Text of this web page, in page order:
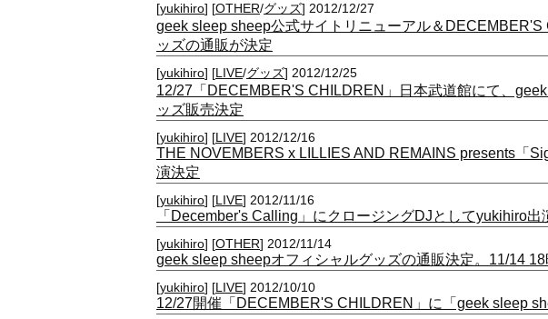
[yukihiro] [OTHER/グッズ] 2012/12/27
geek sleep sheep公式サイトリニューアル＆
ッズの通販が決定
[yukihiro] [LIVE/グッズ] 2012/12/25
12/27「DECEMBER'S CHILDREN」日本武道館にて、
ッズ販売決定
[yukihiro] [LIVE] 2012/12/16
THE NOVEMBERS x LILLIES AND REMAINS presents「
演決定
[yukihiro] [LIVE] 2012/11/16
「December's Calling」にクロージングDJとしてyukihiro出
[yukihiro] [OTHER] 2012/11/14
geek sleep sheepオフィシャルグッズの通販決定。11/14
[yukihiro] [LIVE] 2012/10/10
12/27開催「DECEMBER'S CHILDREN」に「geek sleep